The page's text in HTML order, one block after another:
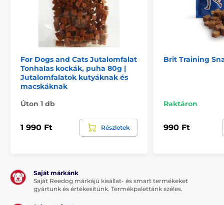
1 x Brit Training Snack S 200g
Megjegyzés: A kép csak illusztráció.
A műszaki specifikációk előzetes értesítés nélkül
változhatnak. A képek csak illusztrációk.
For Dogs and Cats Jutalomfalat
Tonhalas kockák, puha 80g |
Jutalomfalatok kutyáknak és
macskáknak
Úton 1 db
1 990 Ft Részletek
Brit Training
Raktáron
990 Ft
Saját márkánk
Saját Reedog márkájú kisállat- és smart termékeket
gyártunk és értékesítünk. Termékpalettánk széles.